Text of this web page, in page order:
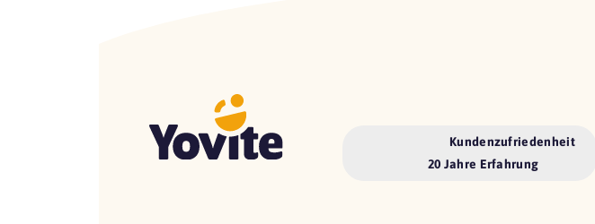
Kundenzufriedenheit
20 Jahre Erfahrung